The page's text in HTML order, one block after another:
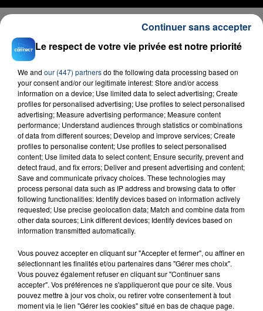
FIL D'ACTU
23 juillet 2026
INCENDIE MORTEL À LENS : UNE FEMME ET
SON BÉBÉ ENTRE LA VIE ET LA...
Un homme s'est immolé par le feu après avoir
aspergé sa compagne et leur bébé de trois mois
d'un liquide inflammable.
Le respect de votre vie privée est notre priorité
We and our (447) partnersdo the following data processing based on
your consent and/or our legitimate interest: Store and/or access
information on a device; Use limited data to select advertising; Create
profiles for personalised advertising; Use profiles to select personalised
advertising; Measure advertising performance; Measure content
performance; Understand audiences through statistics or combinations
of data from different sources; Develop and improve services; Create
profiles to personalise content; Use profiles to select personalised
content; Use limited data to select content; Ensure security, prevent and
detect fraud, and fix errors; Deliver and present advertising and content;
Save and communicate privacy choices. These technologies may
process personal data such as IP address and browsing data to offer
following functionalities: Identify devices based on information actively
requested; Use precise geolocation data; Match and combine data from
other data sources; Link different devices; Identify devices based on
information transmitted automatically.
Vous pouvez accepter en cliquant sur "Accepter et fermer", ou affiner en
sélectionnant les finalités et/ou partenaires dans "Gérer mes choix".
Vous pouvez également refuser en cliquant sur "Continuer sans
accepter". Vos préférences ne s'appliqueront que pour ce site. Vous
pouvez mettre à jour vos choix, ou retirer votre consentement à tout
moment via le lien "Gérer les cookies" situé en bas de chaque page.
Continuer sans accepter